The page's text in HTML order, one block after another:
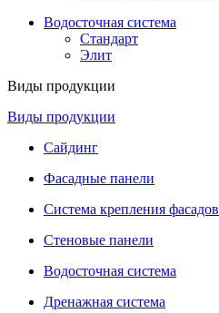
Водосточная система
Стандарт
Элит
Виды продукции
Виды продукции
Сайдинг
Фасадные панели
Система крепления фасадов
Стеновые панели
Водосточная система
Дренажная система